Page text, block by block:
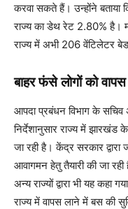
करवा सकते हैं। उन्होंने बताया
राज्य का डेथ रेट 2.80% है।
राज्य में अभी 206 वेंटिलेटर
बाहर फंसे लोगों को
आपदा प्रबंधन विभाग के
निर्देशानुसार राज्य में झारखंड
जा रही है। केंद्र सरकार
आवागमन हेतु तैयारी की जा
अन्य राज्यों द्वारा भी यह
राज्य में वापस लाने में बस की